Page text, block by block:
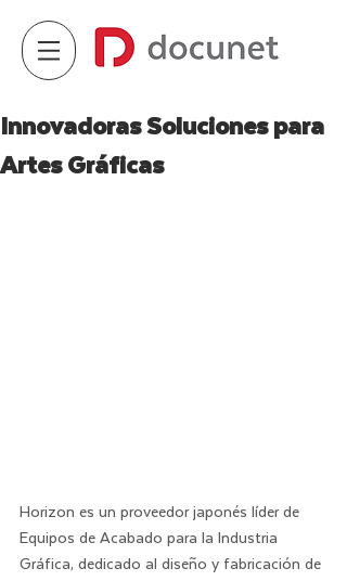
Innovadoras Soluciones para
Artes Gráficas
Horizon es un proveedor japonés líder de
Equipos de Acabado para la Industria
Gráfica, dedicado al diseño y fabricación de